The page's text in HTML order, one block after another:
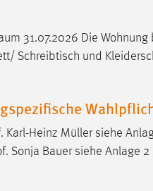
31.07.2026 Die
Schreibtisch und
Karl-Heinz Müller siehe
Sonja Bauer siehe Anlage
mibew-chat-frame-
Jahre, MIBEW_UserID = 1 Jahr